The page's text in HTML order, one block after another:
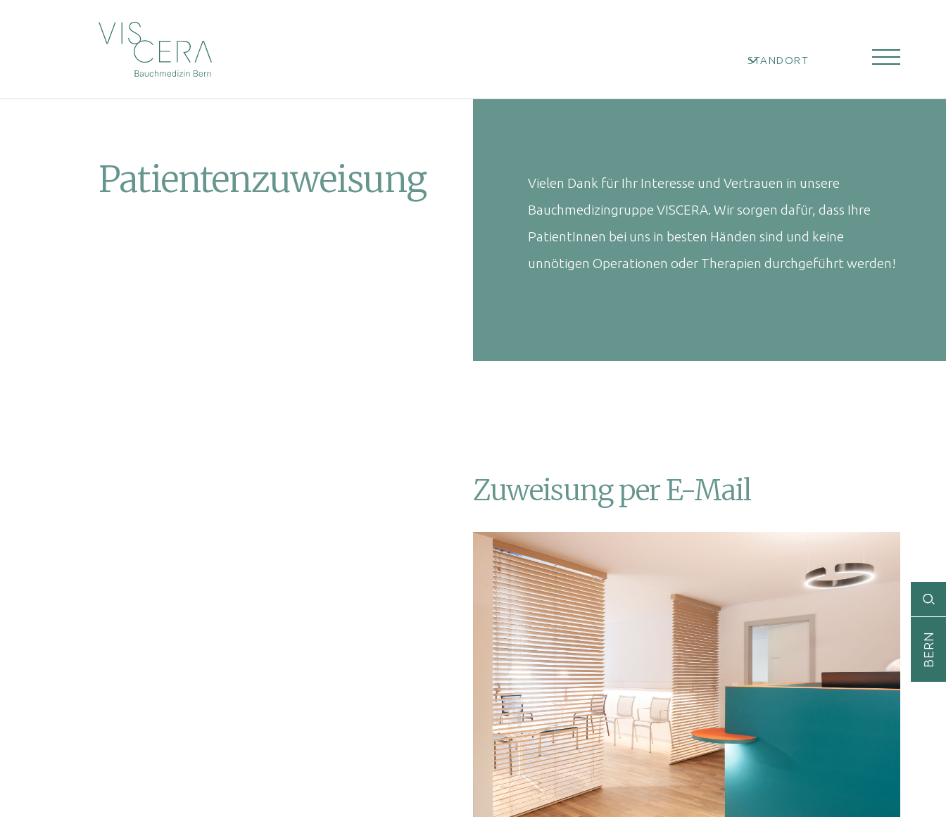
STANDORT
BERN
Vielen Dank für Ihr Interesse und Vertrauen in unsere
Bauchmedizingruppe VISCERA. Wir sorgen dafür, dass Ihre
PatientInnen bei uns in besten Händen sind und keine
unnötigen Operationen oder Therapien durchgeführt werden!
Patienten­zuweisung
Zuweisung per E-Mail